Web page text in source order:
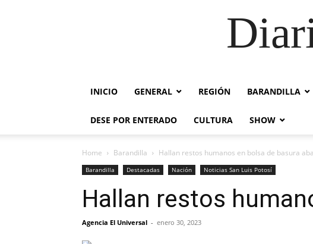
INICIO GENERAL REGIÓN BARANDILLA
DESE POR ENTERADO CULTURA SHOW
Home Barandilla Hallan restos humanos en bolsa de basura
Barandilla Destacadas Nación Noticias San Luis Potosí
Hallan restos
Agencia El Universal - enero 30, 2023